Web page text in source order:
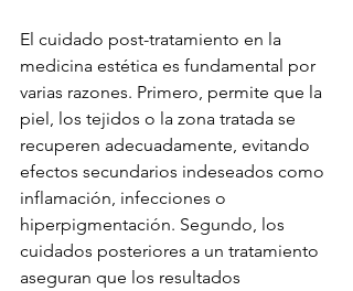
El cuidado post-tratamiento en la
medicina estética es fundamental por
varias razones. Primero, permite que la
piel, los tejidos o la zona tratada se
recuperen adecuadamente, evitando
efectos secundarios indeseados como
inflamación, infecciones o
hiperpigmentación. Segundo, los
cuidados posteriores a un tratamiento
aseguran que los resultados